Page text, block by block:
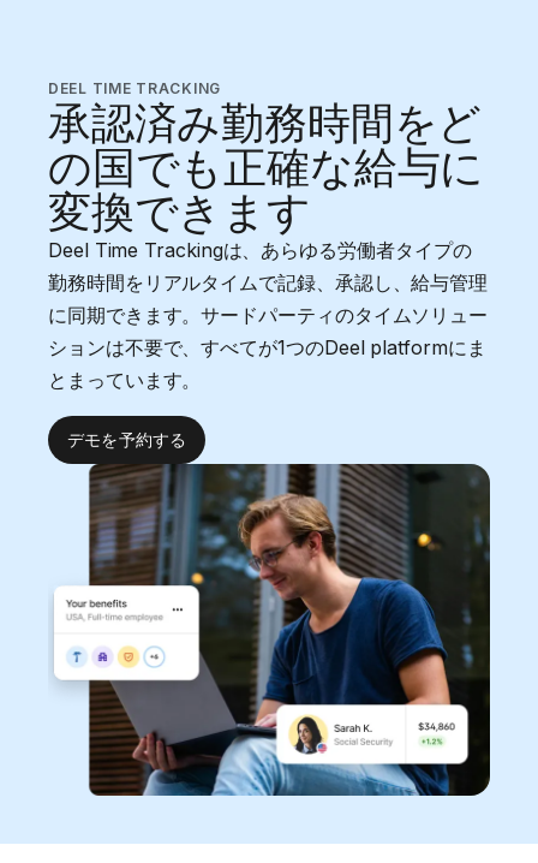
DEEL TIME TRACKING
承認済み勤務時間をど
の国でも正確な給与に
変換できます
Deel Time Trackingは、あらゆる労働者タイプの
勤務時間をリアルタイムで記録、承認し、給与管理
に同期できます。サードパーティのタイムソリュー
ションは不要で、すべてが1つのDeel platformにま
とまっています。
デモを予約する